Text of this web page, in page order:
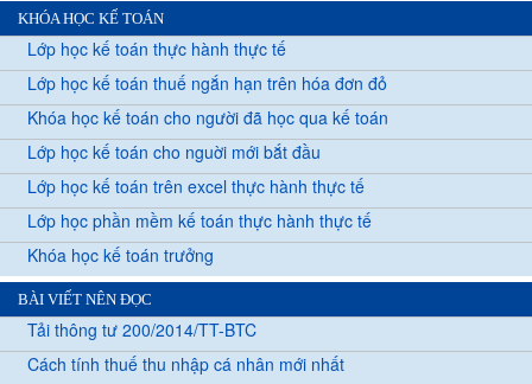
KHÓA HỌC KẾ TOÁN
Lớp học kế toán thực hành thực tế
Lớp học kế toán thuế ngắn hạn trên hóa đơn đỏ
Khóa học kế toán cho người đã học qua kế toán
Lớp học kế toán cho nguời mới bắt đầu
Lớp học kế toán trên excel thực hành thực tế
Lớp học phần mềm kế toán thực hành thực tế
Khóa học kế toán trưởng
BÀI VIẾT NÊN ĐỌC
Tải thông tư 200/2014/TT-BTC
Cách tính thuế thu nhập cá nhân mới nhất